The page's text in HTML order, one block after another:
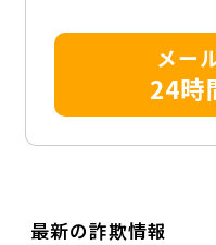
メー
24時
最新の詐欺情報